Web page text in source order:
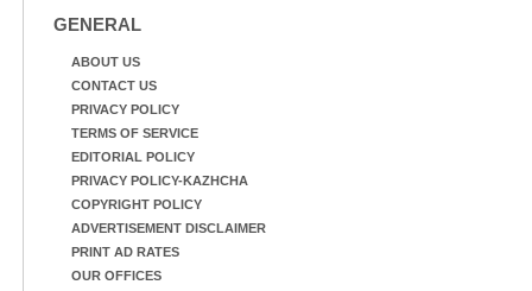
GENERAL
ABOUT US
CONTACT US
PRIVACY POLICY
TERMS OF SERVICE
EDITORIAL POLICY
PRIVACY POLICY-KAZHCHA
COPYRIGHT POLICY
ADVERTISEMENT DISCLAIMER
PRINT AD RATES
OUR OFFICES